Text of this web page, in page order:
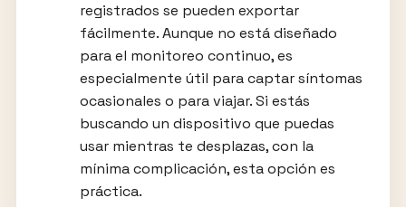
registrados se pueden exportar
fácilmente. Aunque no está diseñado
para el monitoreo continuo, es
especialmente útil para captar síntomas
ocasionales o para viajar. Si estás
buscando un dispositivo que puedas
usar mientras te desplazas, con la
mínima complicación, esta opción es
práctica.